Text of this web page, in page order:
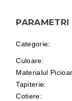
PARAMETRI
Categorie:
Culoare:
Materialul
Tapiterie:
Cotiere: